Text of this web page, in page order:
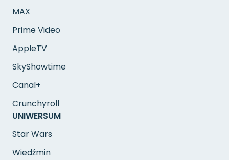
MAX
Prime Video
AppleTV
SkyShowtime
Canal+
Crunchyroll
UNIWERSUM
Star Wars
Wiedźmin